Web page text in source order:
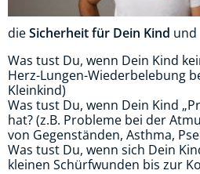
dieSicherheit für Dein Kind und
Was tust Du, wenn Dein Kind
Herz-Lungen-Wiederbelebung
Kleinkind)
Was tust Du, wenn Dein Kind
hat? (z.B. Probleme bei der
von Gegenständen, Asthma,
Was tust Du, wenn sich Dein
kleinen Schürfwunden bis zur